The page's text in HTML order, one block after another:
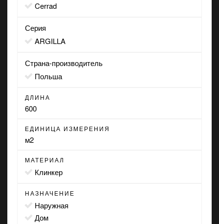
Cerrad
Серия
ARGILLA
Страна-производитель
Польша
ДЛИНА
600
ЕДИНИЦА ИЗМЕРЕНИЯ
м2
МАТЕРИАЛ
Клинкер
НАЗНАЧЕНИЕ
наружная
дом